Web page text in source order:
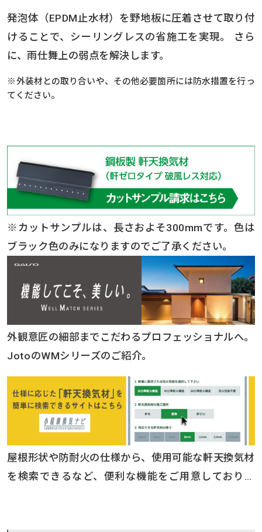
発泡体（EPDM止水材）を野地板に圧着させて取り付
けることで、シーリングレスの省施工を実現。 さら
に、雨仕舞上の弱点を解決します。
※外装材との取り合いや、その他必要箇所には防水措置を行っ
てください。
※カットサンプルは、長さおよそ300mmです。色は
ブラック色のみになりますのでご了承ください。
外観意匠の細部までこだわるプロフェッショナルへ。
JotoのWMシリーズのご紹介。
屋根形状や防耐火の仕様から、使用可能な軒天換気材
を検索できるなど、便利な機能をご用意しておりま